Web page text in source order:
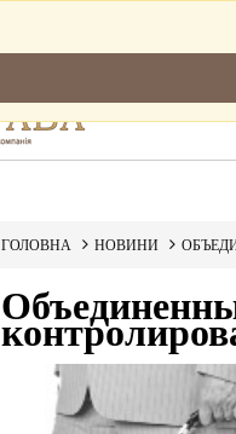
ГОЛОВНА НОВИНИ